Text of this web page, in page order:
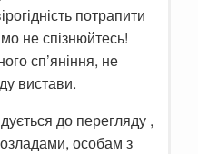
потрапити
не спізнюйтесь!
сп’яніння, не
вистави.
до перегляду ,
особам з